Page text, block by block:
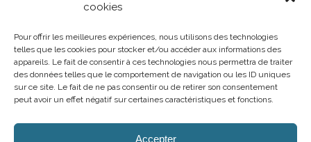
cookies
Pour offrir les meilleures expériences, nous utilisons des technologies
telles que les cookies pour stocker et/ou accéder aux informations des
appareils. Le fait de consentir à ces technologies nous permettra de traiter
des données telles que le comportement de navigation ou les ID uniques
sur ce site. Le fait de ne pas consentir ou de retirer son consentement
peut avoir un effet négatif sur certaines caractéristiques et fonctions.
Accepter
Suspension
Tempo
Lampe à poser
60 86 (showroom n°2) /aubry-decoration@orange.fr